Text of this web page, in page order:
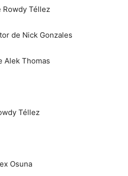
Rowdy Téllez
de Nick Gonzales
Alek Thomas
Téllez
Osuna